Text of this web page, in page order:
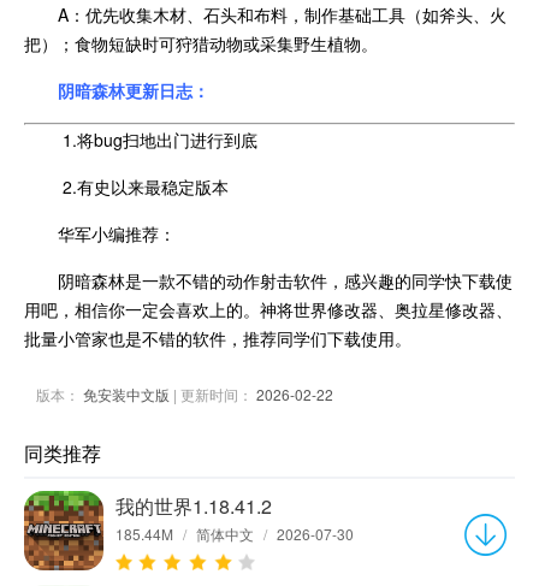
A：优先收集木材、石头和布料，制作基础工具（如斧头、火
把）；食物短缺时可狩猎动物或采集野生植物。
阴暗森林更新日志：
1.将bug扫地出门进行到底
2.有史以来最稳定版本
华军小编推荐：
阴暗森林是一款不错的动作射击软件，感兴趣的同学快下载使
用吧，相信你一定会喜欢上的。神将世界修改器、奥拉星修改器、
批量小管家也是不错的软件，推荐同学们下载使用。
版本： 免安装中文版 | 更新时间： 2026-02-22
同类推荐
我的世界1.18.41.2
185.44M / 简体中文 / 2026-07-30